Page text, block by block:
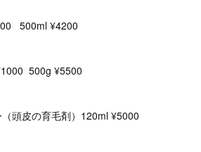
500ml ¥4200
500g ¥5500
頭皮の育毛剤）120ml ¥5000